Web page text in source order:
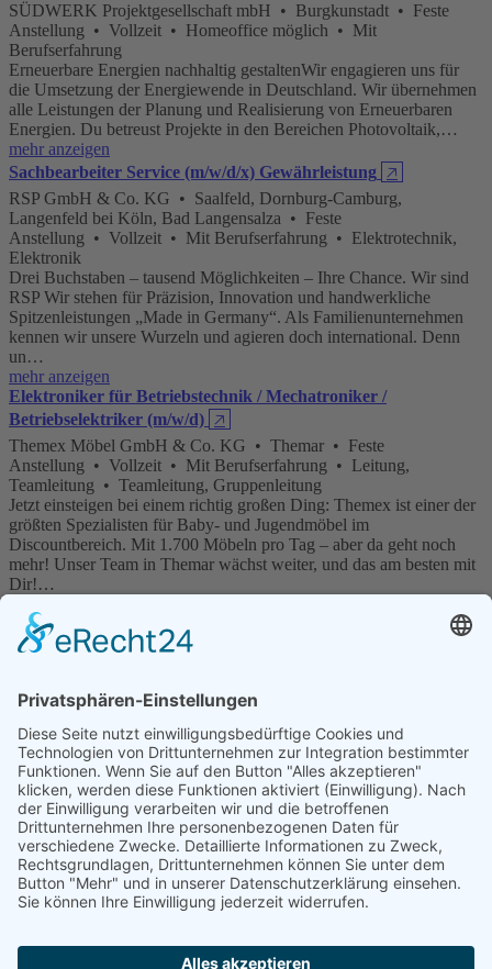
SÜDWERK Projektgesellschaft mbH • Burgkunstadt • Feste
Anstellung • Vollzeit • Homeoffice möglich • Mit
Berufserfahrung
Erneuerbare Energien nachhaltig gestaltenWir engagieren uns für
die Umsetzung der Energiewende in Deutschland. Wir übernehmen
alle Leistungen der Planung und Realisierung von Erneuerbaren
Energien. Du betreust Projekte in den Bereichen Photovoltaik,…
mehr anzeigen
Sachbearbeiter Service (m/w/d/x) Gewährleistung
🡥
RSP GmbH & Co. KG • Saalfeld, Dornburg-Camburg,
Langenfeld bei Köln, Bad Langensalza • Feste
Anstellung • Vollzeit • Mit Berufserfahrung • Elektrotechnik,
Elektronik
Drei Buchstaben – tausend Möglichkeiten – Ihre Chance. Wir sind
RSP Wir stehen für Präzision, Innovation und handwerkliche
Spitzenleistungen „Made in Germany“. Als Familienunternehmen
kennen wir unsere Wurzeln und agieren doch international. Denn
un…
mehr anzeigen
Elektroniker für Betriebstechnik / Mechatroniker /
Betriebselektriker (m/w/d) 🡥
Themex Möbel GmbH & Co. KG • Themar • Feste
Anstellung • Vollzeit • Mit Berufserfahrung • Leitung,
Teamleitung • Teamleitung, Gruppenleitung
Jetzt einsteigen bei einem richtig großen Ding: Themex ist einer der
größten Spezialisten für Baby- und Jugendmöbel im
Discountbereich. Mit 1.700 Möbeln pro Tag – aber da geht noch
mehr! Unser Team in Themar wächst weiter, und das am besten mit
Dir!…
Change- und Releasemanager (m/w/d)
BAUR-Gruppe • Burgkunstadt im Raum Bamberg • Feste
Die BAUR-Gruppe, mit Engagements in der DACH-Region, steht
seit geraumer Zeit für Erfolg im Online-Business und ist Teil des
Erfolgs der weltweit agierenden OTTO Group. Online-Handel und
onlinehandelsnahe Dienstleistungen unterliegen einem rasanten
W…
mehr anzeigen
Innendienstmitarbeiter (w/m/d)
🡥
Max Carl KG Großheirath • Großheirath • Feste
Anstellung • Vollzeit • Ohne Berufserfahrung • Mit
Berufserfahrung
Als regional verwurzelter Fachgroßhandel und Mitglied der
Mit unserem Vertriebsteam und unserer Service-Power gestalten wir